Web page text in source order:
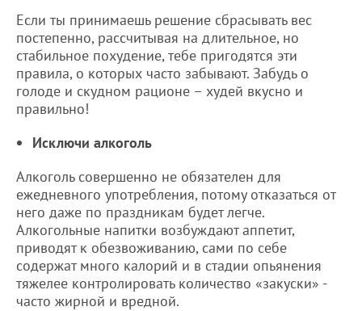
Если ты принимаешь решение сбрасывать вес
постепенно, рассчитывая на длительное, но
стабильное похудение, тебе пригодятся эти
правила, о которых часто забывают. Забудь о
голоде и скудном рационе – худей вкусно и
правильно!
Исключи алкоголь
Алкоголь совершенно не обязателен для
ежедневного употребления, потому отказаться от
него даже по праздникам будет легче.
Алкогольные напитки возбуждают аппетит,
приводят к обезвоживанию, сами по себе
содержат много калорий и в стадии опьянения
тяжелее контролировать количество «закуски» -
часто жирной и вредной.